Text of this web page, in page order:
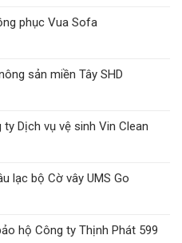
phục Vua Sofa
sản miền Tây SHD
Dịch vụ vệ sinh Vin Clean
lạc bộ Cờ vây UMS Go
hộ Công ty Thịnh Phát 599